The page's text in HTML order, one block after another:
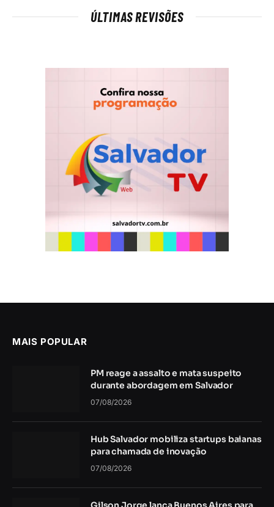
ÚLTIMAS REVISÕES
MAIS POPULAR
PM reage a assalto e mata suspeito
durante abordagem em Salvador
07/08/2026
Hub Salvador mobiliza startups baianas
para chamada de inovação
07/08/2026